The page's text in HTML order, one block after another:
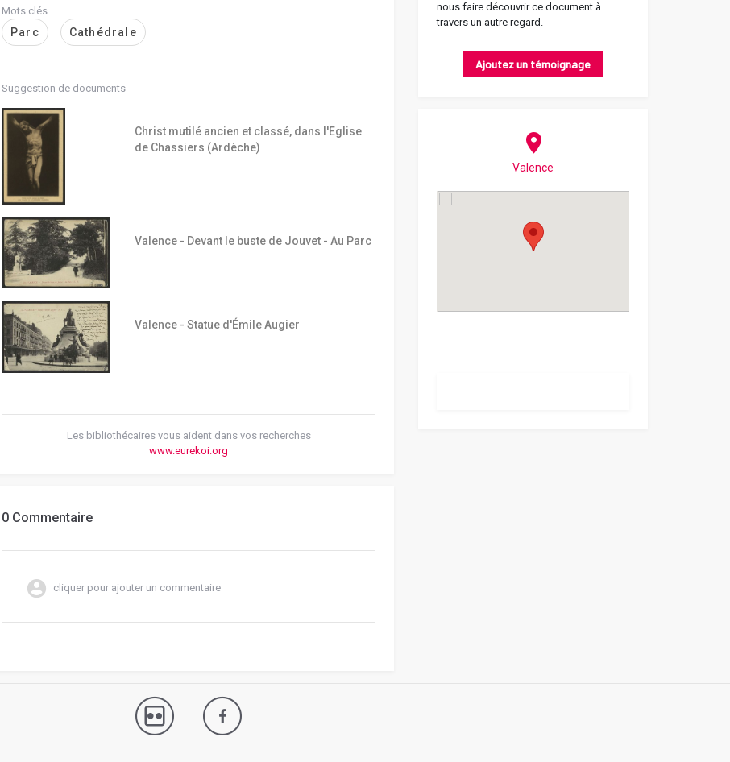
Mots clés
Parc Cathédrale
Suggestion de documents
Christ mutilé ancien et classé, dans l'Eglise
de Chassiers (Ardèche)
Valence - Devant le buste de Jouvet - Au Parc
Valence - Statue d'Émile Augier
Les bibliothécaires vous aident dans vos recherches
www.eurekoi.org
0 Commentaire
cliquer pour ajouter un commentaire
nous faire découvrir ce document à
travers un autre regard.
Ajoutez un témoignage
Valence